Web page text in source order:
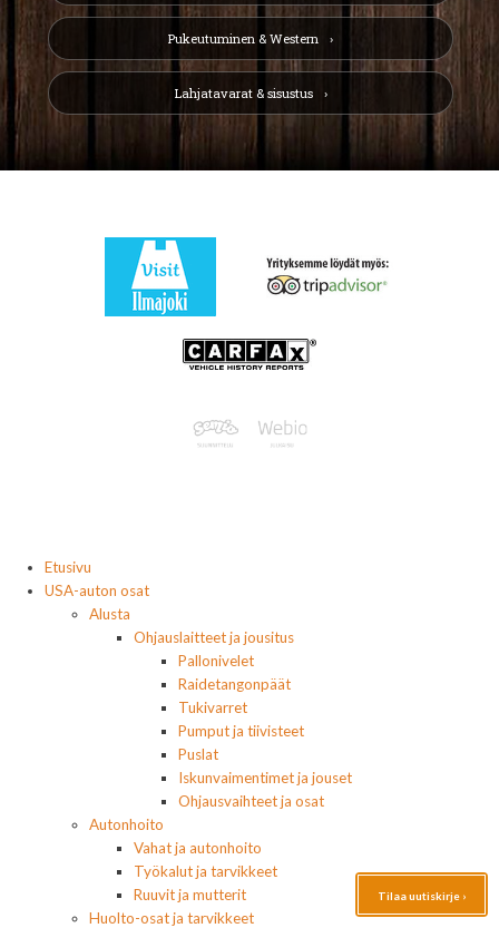
Pukeutuminen & Western
Lahjatavarat & sisustus
Etusivu
USA-auton osat
Alusta
Ohjauslaitteet ja jousitus
Pallonivelet
Raidetangonpäät
Tukivarret
Pumput ja tiivisteet
Puslat
Iskunvaimentimet ja jouset
Ohjausvaihteet ja osat
Autonhoito
Vahat ja autonhoito
Työkalut ja tarvikkeet
Ruuvit ja mutterit
Huolto-osat ja tarvikkeet
Tilaa uutiskirje ›